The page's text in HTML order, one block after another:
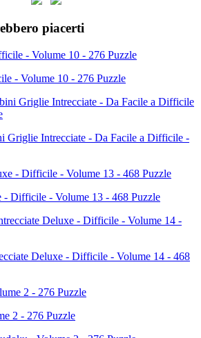
piacerti
- Volume 10 - 276 Puzzle
Griglie Intrecciate - Da Facile a Difficile -
Difficile - Volume 13 - 468 Puzzle
Deluxe - Difficile - Volume 14 - 468
2 - 276 Puzzle